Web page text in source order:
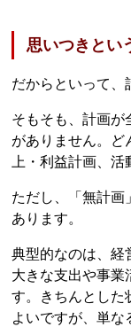
思いつきとい
だからといって、
そもそも、計画が
がありません。ど
上・利益計画、
ただし、「無計画
あります。
典型的なのは、経
大きな支出や事業
す。きちんとした
よいですが、単な